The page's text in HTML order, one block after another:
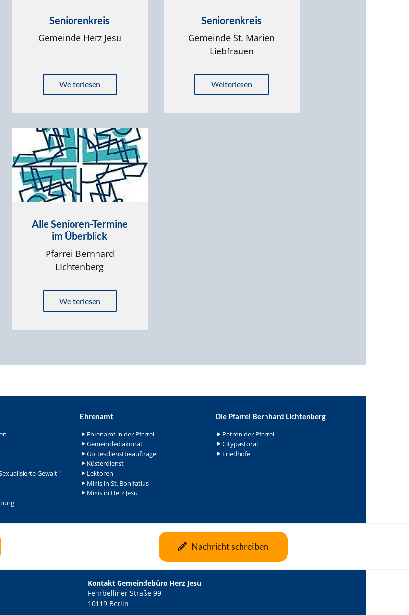
Seniorenkreis
Gemeinde Herz Jesu
Weiterlesen
Seniorenkreis
Gemeinde St. Marien
Liebfrauen
Weiterlesen
Alle Senioren-Termine
im Überblick
Pfarrei Bernhard
LIchtenberg
Weiterlesen
Gewalt"
Ehrenamt
Ehrenamt in der Pfarrei
Gemeindediakonat
Gottesdienstbeauftrage
Küsterdienst
Lektoren
Minis in St. Bonifatius
Minis in Herz Jesu
Die Pfarrei Bernhard Lichtenberg
Patron der Pfarrei
Citypastoral
Friedhöfe
Nachricht schreiben
Kontakt Gemeindebüro Herz Jesu
Fehrbelliner Straße 99
10119 Berlin